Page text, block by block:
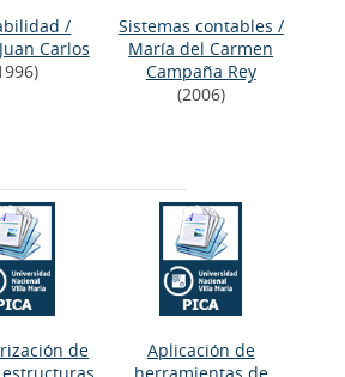
/
Carlos
Sistemas contables /
María del Carmen
Campaña Rey
(2006)
de
Aplicación de